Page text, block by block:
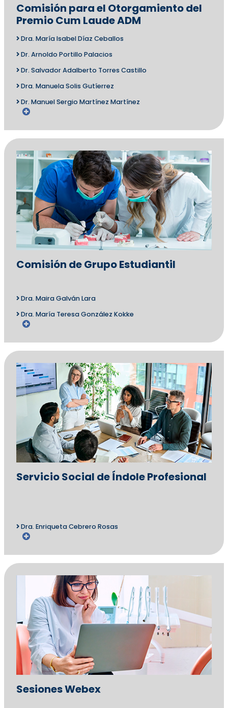
Comisión para el Otorgamiento del
Premio Cum Laude ADM
Dra. María Isabel Díaz Ceballos
Dr. Arnoldo Portillo Palacios
Dr. Salvador Adalberto Torres Castillo
Dra. Manuela Solis Gutíerrez
Dr. Manuel Sergio Martínez Martínez
Comisión de Grupo Estudiantil
Dra. Maira Galván Lara
Dra. María Teresa González Kokke
Servicio Social de Índole Profesional
Dra. Enriqueta Cebrero Rosas
Sesiones Webex